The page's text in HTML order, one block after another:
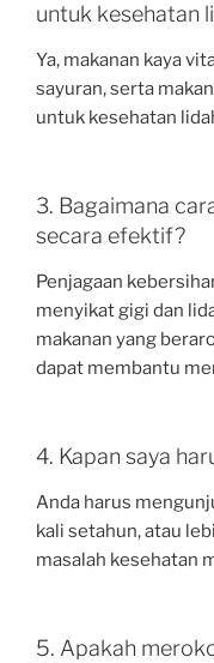
untuk kesehatan
Ya, makanan kaya
sayuran, serta
untuk kesehatan
3. Bagaimana
secara efektif?
Penjagaan
menyikat gigi dan
makanan yang
dapat membantu
4. Kapan saya
Anda harus
kali setahun, atau
masalah kesehatan
5. Apakah